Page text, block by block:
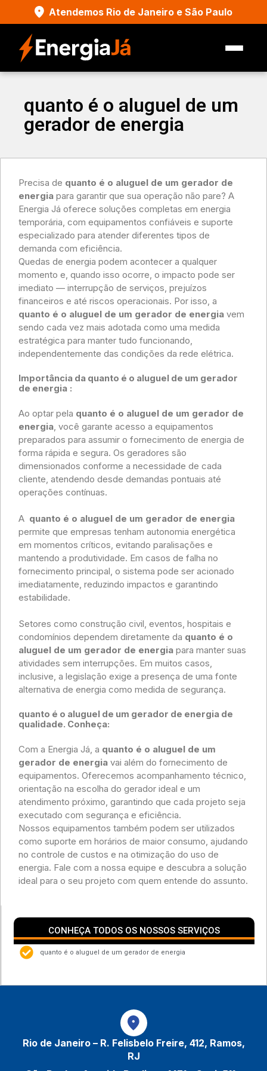
Atendemos Rio de Janeiro e São Paulo
quanto é o aluguel de um
gerador de energia
Precisa de quanto é o aluguel de um gerador de
energia para garantir que sua operação não pare? A
Energia Já oferece soluções completas em energia
temporária, com equipamentos confiáveis e suporte
especializado para atender diferentes tipos de
demanda com eficiência.
Quedas de energia podem acontecer a qualquer
momento e, quando isso ocorre, o impacto pode ser
imediato — interrupção de serviços, prejuízos
financeiros e até riscos operacionais. Por isso, a
quanto é o aluguel de um gerador de energia vem
sendo cada vez mais adotada como uma medida
estratégica para manter tudo funcionando,
independentemente das condições da rede elétrica.
Importância da quanto é o aluguel de um gerador
de energia :
Ao optar pela quanto é o aluguel de um gerador de
energia, você garante acesso a equipamentos
preparados para assumir o fornecimento de energia de
forma rápida e segura. Os geradores são
dimensionados conforme a necessidade de cada
cliente, atendendo desde demandas pontuais até
operações contínuas.
A quanto é o aluguel de um gerador de energia
permite que empresas tenham autonomia energética
em momentos críticos, evitando paralisações e
mantendo a produtividade. Em casos de falha no
fornecimento principal, o sistema pode ser acionado
imediatamente, reduzindo impactos e garantindo
estabilidade.
Setores como construção civil, eventos, hospitais e
condomínios dependem diretamente da quanto é o
aluguel de um gerador de energia para manter suas
atividades sem interrupções. Em muitos casos,
inclusive, a legislação exige a presença de uma fonte
alternativa de energia como medida de segurança.
quanto é o aluguel de um gerador de energia de
qualidade. Conheça:
Com a Energia Já, a quanto é o aluguel de um
gerador de energia vai além do fornecimento de
equipamentos. Oferecemos acompanhamento técnico,
orientação na escolha do gerador ideal e um
atendimento próximo, garantindo que cada projeto seja
executado com segurança e eficiência.
Nossos equipamentos também podem ser utilizados
como suporte em horários de maior consumo, ajudando
no controle de custos e na otimização do uso de
energia. Fale com a nossa equipe e descubra a solução
ideal para o seu projeto com quem entende do assunto.
CONHEÇA TODOS OS NOSSOS SERVIÇOS
quanto é o aluguel de um gerador de energia
Rio de Janeiro – R. Felisbelo Freire, 412, Ramos,
RJ